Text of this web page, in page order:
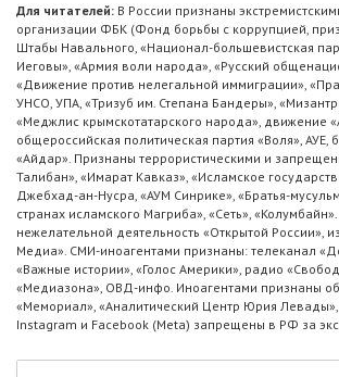
Для читателей: В России признаны
организации ФБК (Фонд борьбы с коррупцией,
Штабы Навального, «Национал-большевистская
Иеговы», «Армия воли народа», «Русский
«Движение против нелегальной иммиграции»,
УНСО, УПА, «Тризуб им. Степана Бандеры»,
«Меджлис крымскотатарского народа», движение
общероссийская политическая партия «Воля», АУЕ,
«Айдар». Признаны террористическими и
Талибан», «Имарат Кавказ», «Исламское
Джебхад-ан-Нусра, «АУМ Синрике», «Братья-
странах исламского Магриба», «Сеть»,
нежелательной деятельность «Открытой России»,
Медиа». СМИ-иноагентами признаны: телеканал
«Важные истории», «Голос Америки», радио
«Медиазона», ОВД-инфо. Иноагентами признаны
«Мемориал», «Аналитический Центр Юрия Левады»,
Instagram и Facebook (Metа) запрещены в РФ за